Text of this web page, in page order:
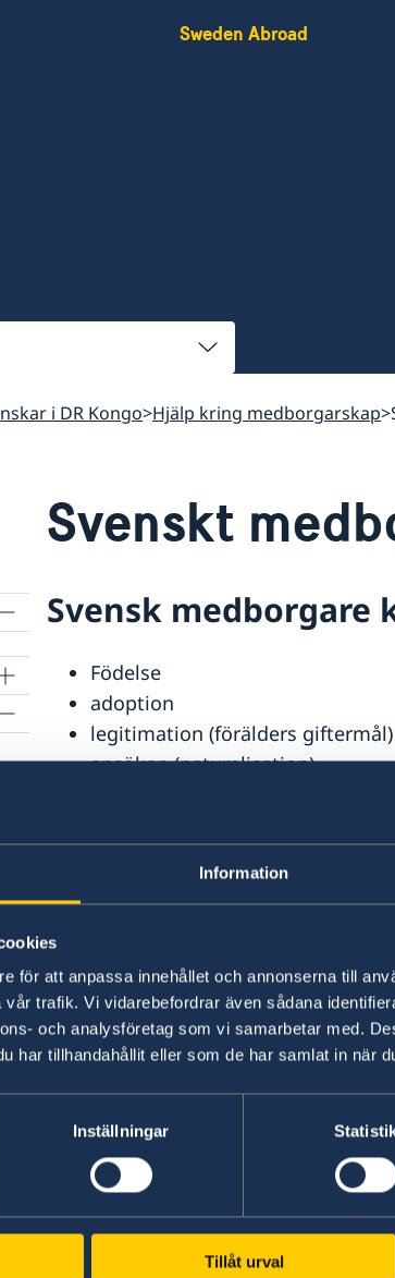
Information
för att anpassa innehållet och annonserna till
trafik. Vi vidarebefordrar även sådana
och analysföretag som vi samarbetar med.
har tillhandahållit eller som de har samlat in när
Inställningar
Tillåt urval
Sweden Abroad
i DR Kongo Hjälp kring medborgarskap
Svenskt
Svensk medborgare
Födelse
adoption
legitimation (förälders giftermål)
ansökan (naturalisation)
anmälan (barn, ungdomar
Du som är svensk medborgare och
förlora ditt svenska medborgarskap.
Du förlorar ditt svenska
är född utanför Sverige
aldrig har bott här och
inte har varit i Sverige under
Läs mer på Migrationsverkets